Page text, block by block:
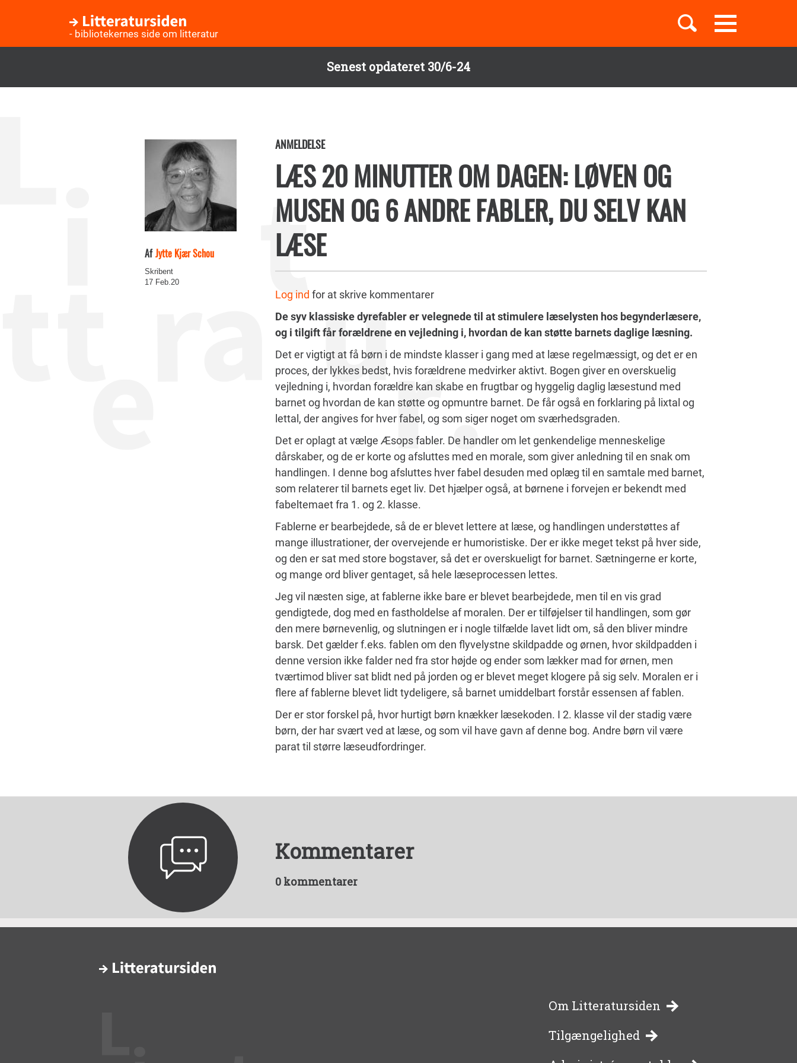
Senest opdateret 30/6-24
Toggle
navigation
- bibliotekernes side om litteratur
Børnebøger
Temaer
Af Jytte Kjær Schou
Skribent
17 Feb.20
ANMELDELSE
LÆS 20 MINUTTER OM DAGEN: LØVEN OG
MUSEN OG 6 ANDRE FABLER, DU SELV KAN
LÆSE
Log ind for at skrive kommentarer
De syv klassiske dyrefabler er velegnede til at stimulere læselysten hos begynderlæsere,
og i tilgift får forældrene en vejledning i, hvordan de kan støtte barnets daglige læsning.
Det er vigtigt at få børn i de mindste klasser i gang med at læse regelmæssigt, og det er en
proces, der lykkes bedst, hvis forældrene medvirker aktivt. Bogen giver en overskuelig
vejledning i, hvordan forældre kan skabe en frugtbar og hyggelig daglig læsestund med
barnet og hvordan de kan støtte og opmuntre barnet. De får også en forklaring på lixtal og
lettal, der angives for hver fabel, og som siger noget om sværhedsgraden.
Det er oplagt at vælge Æsops fabler. De handler om let genkendelige menneskelige
dårskaber, og de er korte og afsluttes med en morale, som giver anledning til en snak om
handlingen. I denne bog afsluttes hver fabel desuden med oplæg til en samtale med barnet,
som relaterer til barnets eget liv. Det hjælper også, at børnene i forvejen er bekendt med
fabeltemaet fra 1. og 2. klasse.
Fablerne er bearbejdede, så de er blevet lettere at læse, og handlingen understøttes af
mange illustrationer, der overvejende er humoristiske. Der er ikke meget tekst på hver side,
og den er sat med store bogstaver, så det er overskueligt for barnet. Sætningerne er korte,
og mange ord bliver gentaget, så hele læseprocessen lettes.
Jeg vil næsten sige, at fablerne ikke bare er blevet bearbejdede, men til en vis grad
gendigtede, dog med en fastholdelse af moralen. Der er tilføjelser til handlingen, som gør
den mere børnevenlig, og slutningen er i nogle tilfælde lavet lidt om, så den bliver mindre
barsk. Det gælder f.eks. fablen om den flyvelystne skildpadde og ørnen, hvor skildpadden i
denne version ikke falder ned fra stor højde og ender som lækker mad for ørnen, men
tværtimod bliver sat blidt ned på jorden og er blevet meget klogere på sig selv. Moralen er i
flere af fablerne blevet lidt tydeligere, så barnet umiddelbart forstår essensen af fablen.
Der er stor forskel på, hvor hurtigt børn knækker læsekoden. I 2. klasse vil der stadig være
børn, der har svært ved at læse, og som vil have gavn af denne bog. Andre børn vil være
parat til større læseudfordringer.
Kommentarer
0 kommentarer
-
bibliotekernes
Om Litteratursiden
Tilgængelighed